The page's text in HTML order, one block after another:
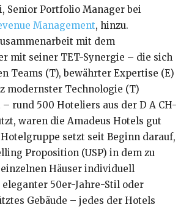
Senior Portfolio Manager bei
Management, hinzu.
mit dem
mit seiner TET-Synergie – die sich
Teams (T), bewährter Expertise (E)
modernster Technologie (T)
rund 500 Hoteliers aus der D A CH-
waren die Amadeus Hotels gut
setzt seit Beginn darauf,
Proposition (USP) in dem zu
Häuser individuell
eleganter 50er-Jahre-Stil oder
Gebäude – jedes der Hotels